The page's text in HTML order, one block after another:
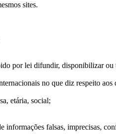
sites.
por lei difundir, disponibilizar
no que diz respeito aos
etária, social;
informações falsas, imprecisas,